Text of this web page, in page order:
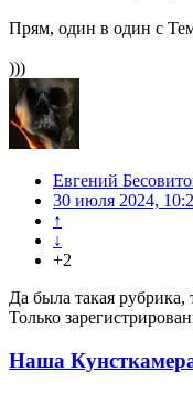
Прям, один в один с
)))
Евгений
30 июля 2024,
↑
↓
+2
Да была такая
Только
Наша